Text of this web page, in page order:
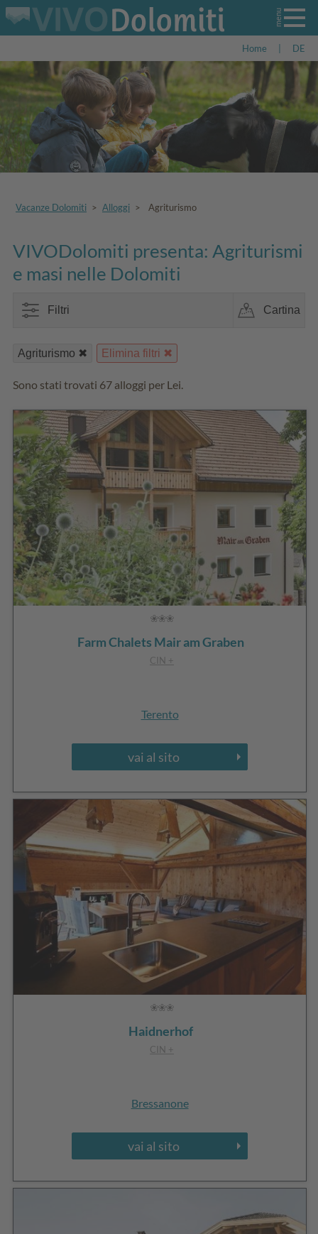
Home DE
Vacanze Dolomiti > Alloggi > Agriturismo
VIVODolomiti presenta: Agriturismi
e masi nelle Dolomiti
Filtri Cartina
Agriturismo Elimina filtri
Sono stati trovati 67 alloggi per Lei.
Farm Chalets Mair am Graben
CIN +
Terento
vai al sito
Haidnerhof
CIN +
Bressanone
vai al sito